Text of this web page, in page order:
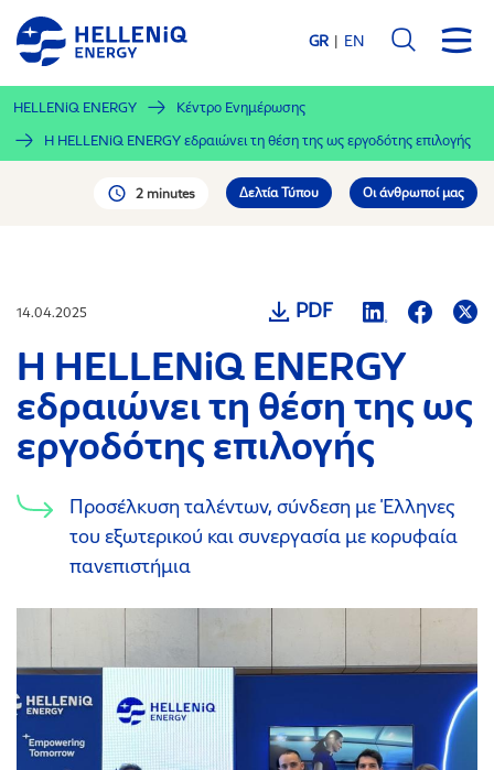
Παράκαμψη
προς
κυρίως
περιεχόμενο
GR EN
HELLENiQ ENERGY
Κέντρο Ενημέρωσης
Η HELLENiQ ENERGY εδραιώνει τη θέση της ως εργοδότης επιλογής
2 minutes Δελτία Τύπου Οι άνθρωποί μας
14.04.2025 PDF
Η HELLENiQ ENERGY
εδραιώνει τη θέση της ως
εργοδότης επιλογής
Προσέλκυση ταλέντων, σύνδεση με Έλληνες
του εξωτερικού και συνεργασία με κορυφαία
πανεπιστήμια